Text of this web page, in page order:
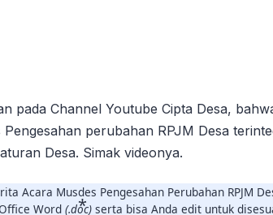
pada Channel Youtube Cipta Desa,
perubahan RPJM Desa
Desa. Simak videonya.
Acara Musdes Pengesahan Perubahan RPJM
Word (.doc) serta bisa Anda edit untuk